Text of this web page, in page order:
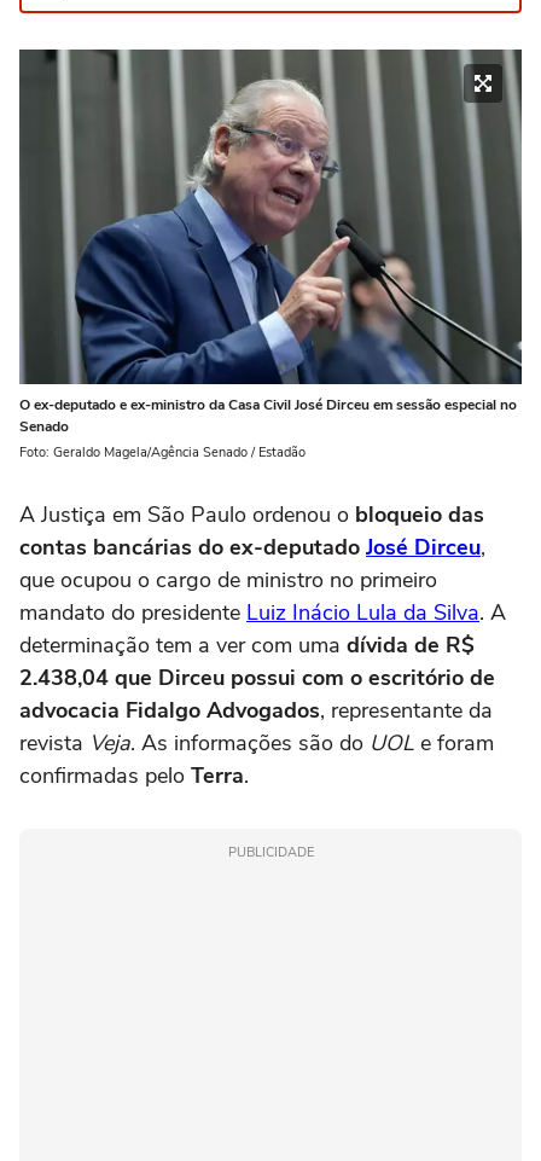
O ex-deputado e ex-ministro da Casa Civil José Dirceu em sessão especial no
Senado
Foto: Geraldo Magela/Agência Senado / Estadão
A Justiça em São Paulo ordenou o bloqueio das
contas bancárias do ex-deputado José Dirceu,
que ocupou o cargo de ministro no primeiro
mandato do presidente Luiz Inácio Lula da Silva. A
determinação tem a ver com uma dívida de R$
2.438,04 que Dirceu possui com o escritório de
advocacia Fidalgo Advogados, representante da
revista Veja. As informações são do UOL e foram
confirmadas pelo Terra.
PUBLICIDADE